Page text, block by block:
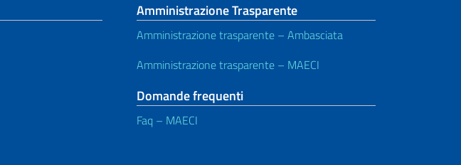
Amministrazione Trasparente
Amministrazione trasparente – Ambasciata
Amministrazione trasparente – MAECI
Domande frequenti
Faq – MAECI